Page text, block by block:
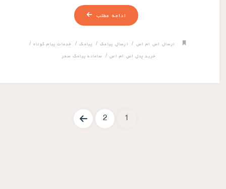
ادامه مطلب
ارسال اس ام اس/ ارسال پیامک / پیامک/ خدمات پیام کوتاه/
خرید پنل اس ام اس/ سامانه پیامک سحر